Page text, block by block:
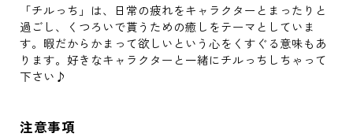
「チルっち」は、日常の疲れをキャラクターとまったりと
過ごし、くつろいで貰うための癒しをテーマとしていま
す。暇だからかまって欲しいという心をくすぐる意味もあ
ります。好きなキャラクターと一緒にチルっちしちゃって
下さい♪
注意事項